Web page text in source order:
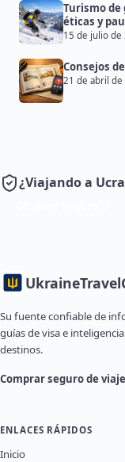
Turismo
éticas y
15 de julio de
Consejos
21 de abril de
¿Viajando a
Ukraine
Su fuente confiable de
guías de visa e
destinos.
Comprar seguro de
ENLACES RÁPIDOS
Inicio